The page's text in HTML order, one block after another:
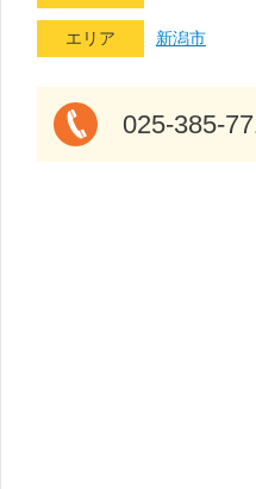
エリア 新潟市
025-385-